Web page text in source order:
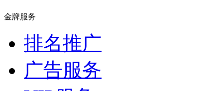
金牌服务
排名推广
广告服务